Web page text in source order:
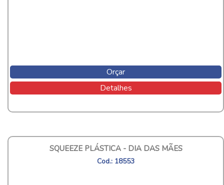
Orçar
Detalhes
SQUEEZE PLÁSTICA - DIA DAS MÃES
Cod.: 18553